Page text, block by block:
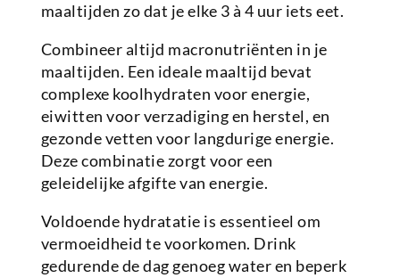
maaltijden zo dat je elke 3 à 4 uur iets eet.
Combineer altijd macronutriënten in je
maaltijden. Een ideale maaltijd bevat
complexe koolhydraten voor energie,
eiwitten voor verzadiging en herstel, en
gezonde vetten voor langdurige energie.
Deze combinatie zorgt voor een
geleidelijke afgifte van energie.
Voldoende hydratatie is essentieel om
vermoeidheid te voorkomen. Drink
gedurende de dag genoeg water en beperk